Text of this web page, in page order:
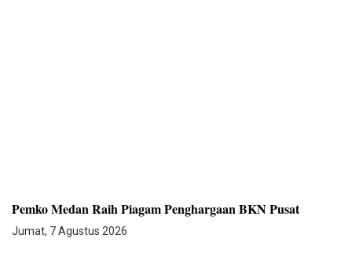
Pemko Medan Raih Piagam Penghargaan BKN Pusat
Jumat, 7 Agustus 2026